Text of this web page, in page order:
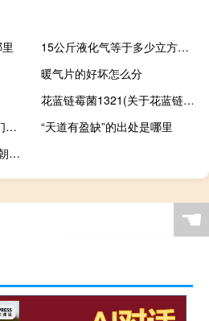
15公斤液化气等于多少立方液化气
暖气片的好坏怎么分
花蓝链霉菌1321(关于花蓝链霉菌1321简述)
欧洲央行会议纪要：官员们认为没有确凿证据显示工资发展出现拐点
“天道有盈缺”的出处是哪里
清朝的建立和灭亡时间 清朝的建立者是谁
☚